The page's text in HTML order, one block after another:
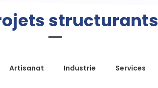
structurants
Artisanat Industrie Services